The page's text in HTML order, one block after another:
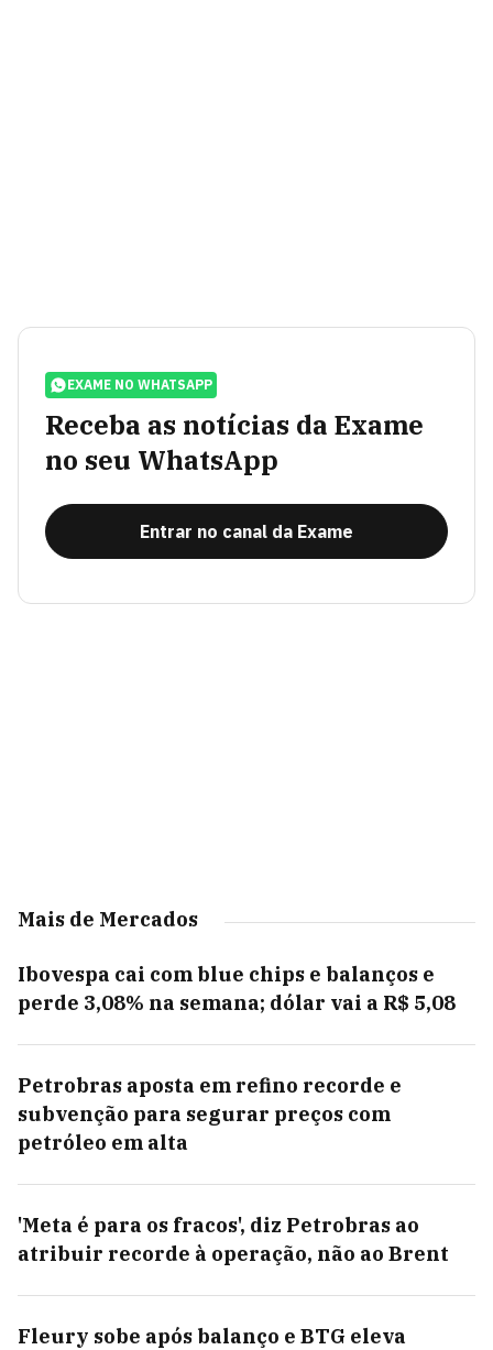
EXAME NO WHATSAPP
Receba as notícias da Exame
no seu WhatsApp
Entrar no canal da Exame
Mais de Mercados
Ibovespa cai com blue chips e balanços e
perde 3,08% na semana; dólar vai a R$ 5,08
Petrobras aposta em refino recorde e
subvenção para segurar preços com
petróleo em alta
'Meta é para os fracos', diz Petrobras ao
atribuir recorde à operação, não ao Brent
Fleury sobe após balanço e BTG eleva